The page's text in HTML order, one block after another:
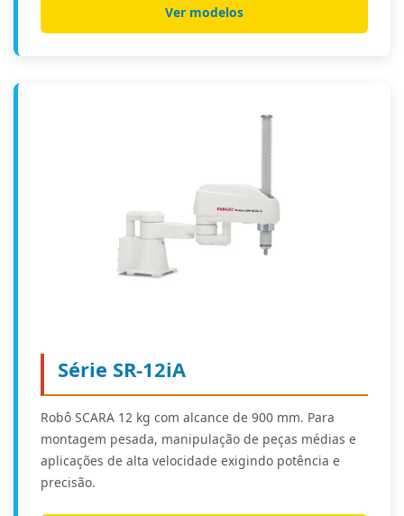
Ver modelos
Série SR-12iA
Robô SCARA 12 kg com alcance de 900 mm. Para
montagem pesada, manipulação de peças médias e
aplicações de alta velocidade exigindo potência e
precisão.